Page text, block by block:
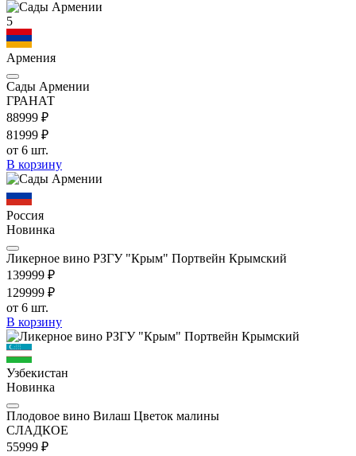
5
Армения
Сады Армении
ГРАНАТ
88999 ₽
81999 ₽
от 6 шт.
В корзину
Россия
Новинка
Ликерное вино РЗГУ "Крым" Портвейн Крымский
139999 ₽
129999 ₽
от 6 шт.
В корзину
Узбекистан
Новинка
Плодовое вино Вилаш Цветок малины
СЛАДКОЕ
55999 ₽